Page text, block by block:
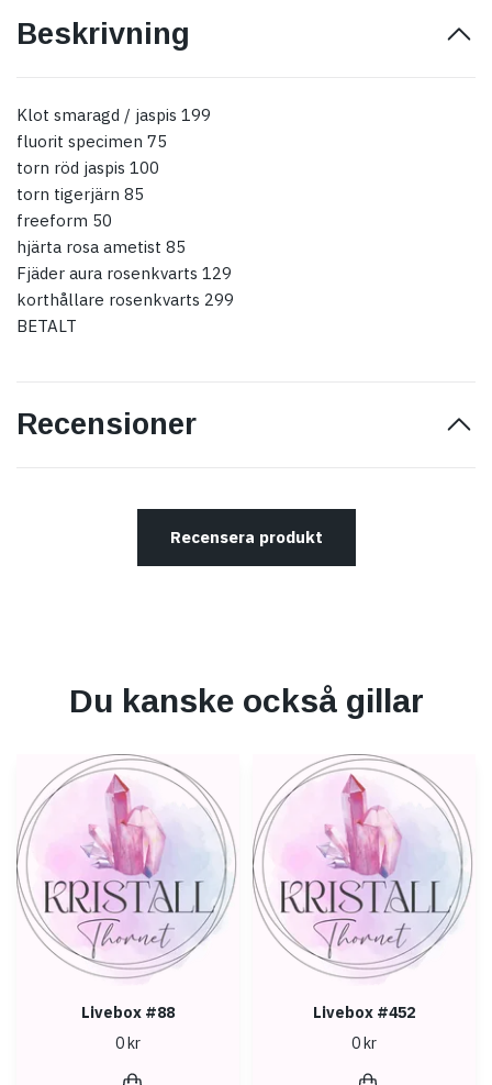
Beskrivning
Klot smaragd / jaspis 199
fluorit specimen 75
torn röd jaspis 100
torn tigerjärn 85
freeform 50
hjärta rosa ametist 85
Fjäder aura rosenkvarts 129
korthållare rosenkvarts 299
BETALT
Recensioner
Recensera produkt
Du kanske också gillar
Livebox #88
0 kr
Livebox #452
0 kr